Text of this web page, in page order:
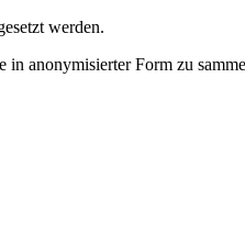
werden.
in anonymisierter Form zu